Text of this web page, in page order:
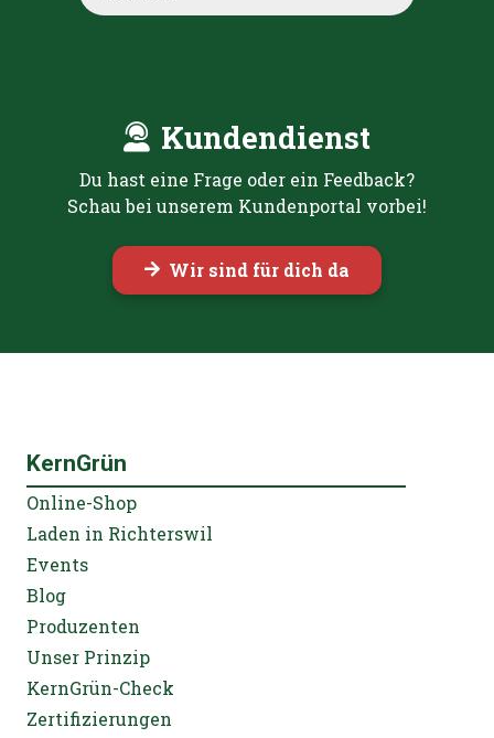
Kundendienst
Du hast eine Frage oder ein Feedback?
Schau bei unserem Kundenportal vorbei!
Wir sind für dich da
KernGrün
Online-Shop
Laden in Richterswil
Events
Blog
Produzenten
Unser Prinzip
KernGrün-Check
Zertifizierungen